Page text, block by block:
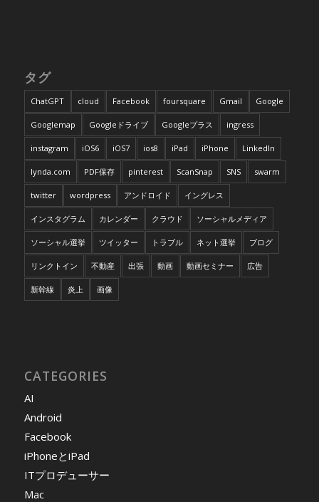
タグ
ChatGPT cloud Facebook foursquare Gmail Google
Googlemap Googleドライブ Googleプラス ingress
instagram iOS6 iOS7 ios8 iPad iPhone LinkedIn
lynda.com PDF保存 pinterest ScanSnap SNS swarm
twitter wordpress アンドロイド イングレス
インスタグラム カレンダー クラウド ソーシャルメディア
ソーシャル選挙 ツイッター トラブル ネット選挙 ブログ
リンクトイン 不動産 出張 動画 動画セミナー 広告
新幹線 炎上 画像
CATEGORIES
AI
Android
Facebook
iPhoneとiPad
ITプロデューサー
Mac